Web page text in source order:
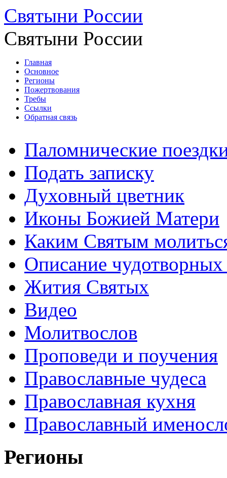
Святыни России
Святыни России
Главная
Основное
Регионы
Пожертвования
Требы
Ссылки
Обратная связь
Паломнические
Подать записку
Духовный цветник
Иконы Божией Матери
Каким Святым
Описание
Жития Святых
Видео
Молитвослов
Проповеди и поучения
Православные чудеса
Православная кухня
Православный
Регионы